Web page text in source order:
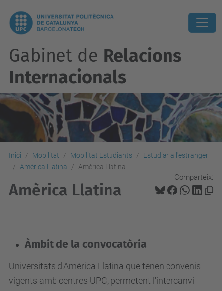
Gabinet de Relacions
Internacionals
Inici Mobilitat Mobilitat Estudiants
Estudiar a l'estranger
Amèrica Llatina
Amèrica Llatina
Comparteix:
Amèrica Llatina
Àmbit de la convocatòria
Universitats d'Amèrica Llatina que tenen convenis
vigents amb centres UPC, permetent l'intercanvi